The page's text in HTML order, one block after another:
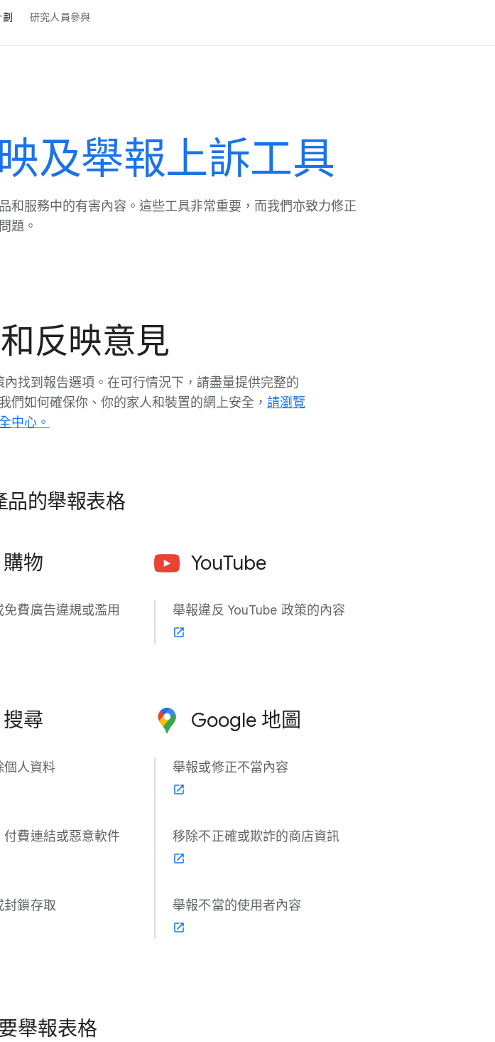
劃 研究​人員​參與
及​舉報​上​訴​工具
服務​中​的​有害​內容。​這些​工具​非常​重要，​而​我們​亦​致力​修正​
問題。
反映​意見
找到​報告​選​項。​在​可行​情況​下，​請​盡量​提供​完整​的​
們​如何確​保你、​你​的​家人​和​裝置​的​網上​安全， 請​瀏覽​
中心。
品​的​舉報​表格
物
費​廣告​違規​或​濫用
YouTube
舉報​違​反 YouTube 政策​的​內容
尋
人​資料
付費​連結​或​惡意​軟件
封鎖​存取
Google 地圖
舉報​或​修正​不當​內容
移除​不​正確​或​欺詐​的​商店​資訊
舉報​不當​的​使用​者​內容
舉報​表格